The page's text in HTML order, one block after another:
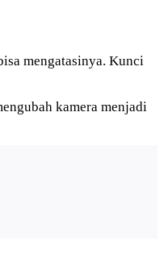
mengatasinya. Kunci
kamera menjadi